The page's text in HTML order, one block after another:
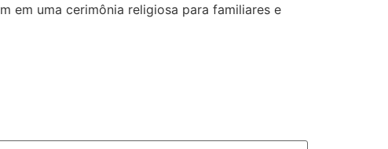
em uma cerimônia religiosa para familiares e